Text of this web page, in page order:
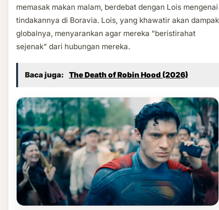
memasak makan malam, berdebat dengan Lois mengenai
tindakannya di Boravia. Lois, yang khawatir akan dampak
globalnya, menyarankan agar mereka "beristirahat
sejenak" dari hubungan mereka.
Baca juga: The Death of Robin Hood (2026)